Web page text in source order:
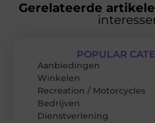
Gerelateerde
POPULAR
Aanbiedingen
Winkelen
Recreation / Motorcycles
Bedrijven
Dienstverlening